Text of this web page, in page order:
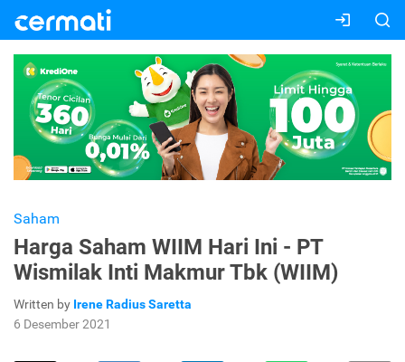
Saham
Harga Saham WIIM Hari Ini - PT
Wismilak Inti Makmur Tbk (WIIM)
Written by Irene Radius Saretta
6 Desember 2021